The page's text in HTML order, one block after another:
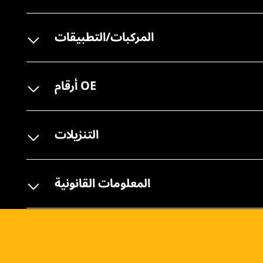
المركبات/التطبيقات
أرقام OE
التنزيلات
المعلومات القانونية